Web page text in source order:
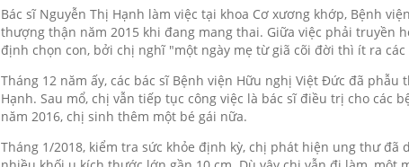
Bác sĩ Nguyễn Thị Hạnh làm việc tại khoa Cơ xương khớp, Bệnh
thượng thận năm 2015 khi đang mang thai. Giữa việc phải truyền
định chọn con, bởi chị nghĩ "một ngày mẹ từ giã cõi đời thì ít ra
Tháng 12 năm ấy, các bác sĩ Bệnh viện Hữu nghị Việt Đức đã
Hạnh. Sau mổ, chị vẫn tiếp tục công việc là bác sĩ điều trị cho các
năm 2016, chị sinh thêm một bé gái nữa.
Tháng 1/2018, kiểm tra sức khỏe định kỳ, chị phát hiện ung thư